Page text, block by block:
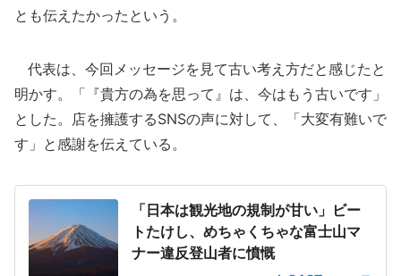
とも伝えたかったという。
代表は、今回メッセージを見て古い考え方だと感じたと
明かす。「『貴方の為を思って』は、今はもう古いです」
とした。店を擁護するSNSの声に対して、「大変有難いで
す」と感謝を伝えている。
「日本は観光地の規制が甘い」ビー
トたけし、めちゃくちゃな富士山マ
ナー違反登山者に憤慨